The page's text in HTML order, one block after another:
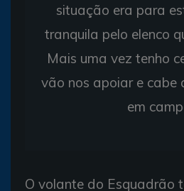
situação era para
tranquila pelo elenco
Mais uma vez tenho
vão nos apoiar e cabe
em
O volante do Esquadrão